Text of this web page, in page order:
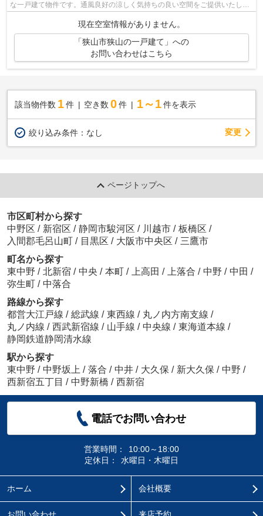
な一戸建て物件です。通風良好の涼しく気持ちの良い空間をご提供いたしま
現在空室情報がありません。
「狭山市狭山の一戸建て」への
お問い合わせはこちら
該当物件数 1件 空き数 0 件 1～1 件を表示
絞り込み条件： なし 変更
ページトップへ
市区町村から探す
中野区 / 新宿区 / 静岡市駿河区 / 川越市 / 板橋区 /
入間郡毛呂山町 / 目黒区 / 大阪市中央区 / 三鷹市
町名から探す
東中野 / 北新宿 / 中央 / 本町 / 上高田 / 上落合 / 中野 / 中田 /
弥生町 / 中落合
路線から探す
都営大江戸線 / 総武線 / 東西線 / 丸ノ内方南支線 /
丸ノ内線 / 西武新宿線 / 山手線 / 中央線 / 東海道本線 /
静岡鉄道静岡清水線
駅から探す
東中野 / 中野坂上 / 落合 / 中井 / 大久保 / 新大久保 / 中野 /
西新宿五丁目 / 中野新橋 / 西新宿
電話でお問い合わせ
営業時間：
10:00～18:00
定休日：
水曜日・木曜日
ホーム 会社概要